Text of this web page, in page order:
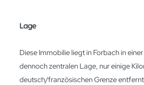
Lage
Diese Immobilie liegt in Forbach in
dennoch zentralen Lage, nur einige
deutsch/französischen Grenze